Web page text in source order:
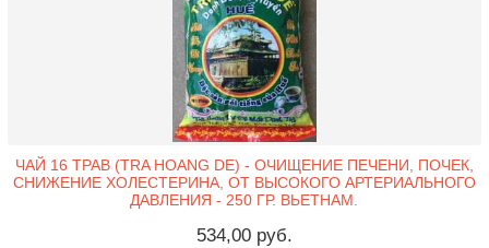
ЧАЙ 16 ТРАВ (TRA HOANG DE) - ОЧИЩЕНИЕ ПЕЧЕНИ, ПОЧЕК,
СНИЖЕНИЕ ХОЛЕСТЕРИНА, ОТ ВЫСОКОГО АРТЕРИАЛЬНОГО
ДАВЛЕНИЯ - 250 ГР. ВЬЕТНАМ.
534,00 руб.